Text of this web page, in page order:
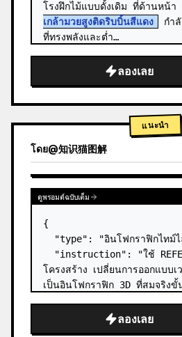
โรงฝึกไม้แบบดั้งเดิม ที่ด้านหน้า
เกล้ามวยสูงติดริบบิ้นสีแดง
กำ
ที่ทรงพลังและต่ำ…
ลองเลย
แนะนำ
โดย@知识猫图解
ดูพรอมต์ฉบับเต็ม
{
"type": "อินโฟกราฟิกไทม์
"instruction": "ใช้
โครงสร้าง เปลี่ยนการออกแบบเ
เป็นอินโฟกราฟิก 3D ที่สมจริง
ชีวิตทั้งหมดให้เป็นโมเดล 3D ที่ส
ลองเลย